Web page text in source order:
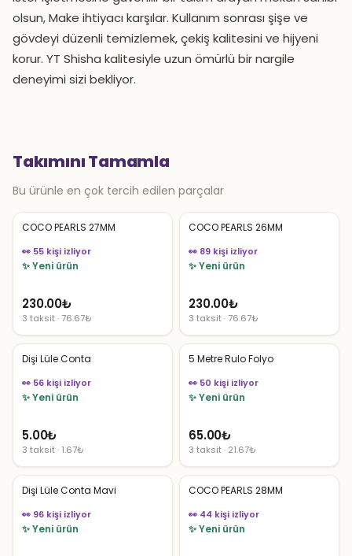
olsun, Make ihtiyacı karşılar. Kullanım sonrası şişe ve
gövdeyi düzenli temizlemek, çekiş kalitesini ve hijyeni
korur. YT Shisha kalitesiyle uzun ömürlü bir nargile
deneyimi sizi bekliyor.
Takımını Tamamla
Bu ürünle en çok tercih edilen parçalar
COCO PEARLS 27MM
👀 55 kişi izliyor
✨ Yeni ürün
230.00₺
3 taksit · 76.67₺
COCO PEARLS 26MM
👀 89 kişi izliyor
✨ Yeni ürün
230.00₺
3 taksit · 76.67₺
Dişi Lüle Conta
👀 56 kişi izliyor
✨ Yeni ürün
5.00₺
3 taksit · 1.67₺
5 Metre Rulo Folyo
👀 50 kişi izliyor
✨ Yeni ürün
65.00₺
3 taksit · 21.67₺
Dişi Lüle Conta Mavi
👀 96 kişi izliyor
✨ Yeni ürün
COCO PEARLS 28MM
👀 44 kişi izliyor
✨ Yeni ürün